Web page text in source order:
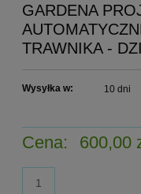
GARDENA
TRAWNIKA -
Wysyłka w: 10 dni
Cena: 600,00